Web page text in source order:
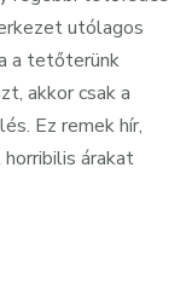
utólagos
a tetőterünk
akkor csak a
Ez remek hír,
árakat